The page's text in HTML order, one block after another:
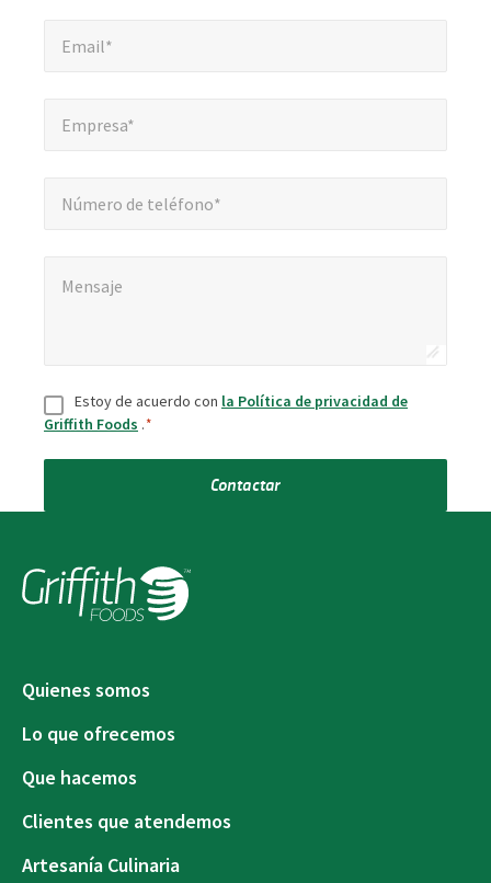
Email*
Empresa*
Número de teléfono*
Mensaje
Consentir
Estoy de acuerdo con la Política de privacidad de
Griffith Foods .*
Contactar
Quienes somos
Lo que ofrecemos
Que hacemos
Clientes que atendemos
Artesanía Culinaria